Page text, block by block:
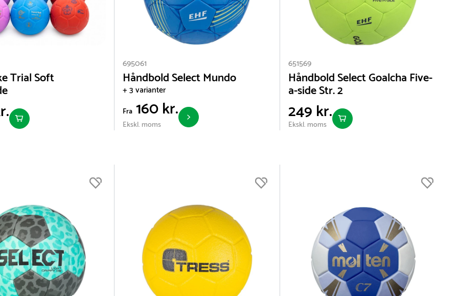
Trial Soft
695061
Håndbold Select Mundo
+ 3 varianter
Fra 160 kr.
Ekskl. moms
651569
Håndbold Select Goalcha Five-
a-side Str. 2
249 kr.
Ekskl. moms